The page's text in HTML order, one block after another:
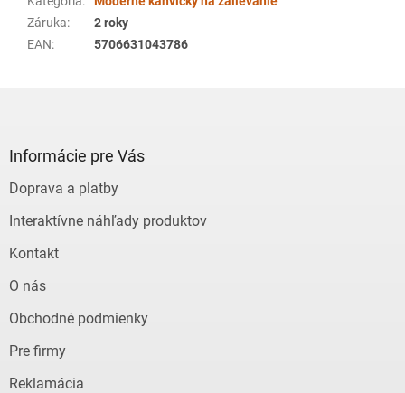
Záruka:
2 roky
EAN: 5706631043786
Informácie pre Vás
Doprava a platby
Interaktívne náhľady produktov
Kontakt
O nás
Obchodné podmienky
Pre firmy
Reklamácia